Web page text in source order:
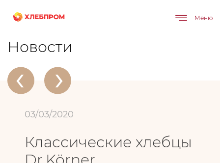
Меню
Главная О компании
Новости
‹ ›
03/03/2020
Классические хлебцы